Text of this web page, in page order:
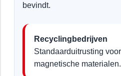
bevindt.
Recyclingbedrijven
Standaarduitrusting
magnetische materialen.